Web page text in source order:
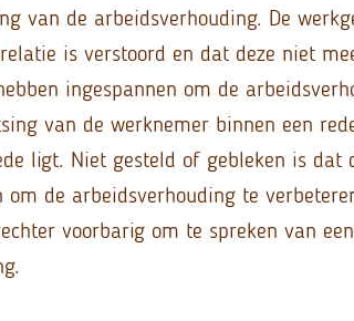
van de arbeidsverhouding. De
is verstoord en dat deze niet
ingespannen om de
van de werknemer binnen een
ligt. Niet gesteld of gebleken is dat
de arbeidsverhouding te
voorbarig om te spreken van